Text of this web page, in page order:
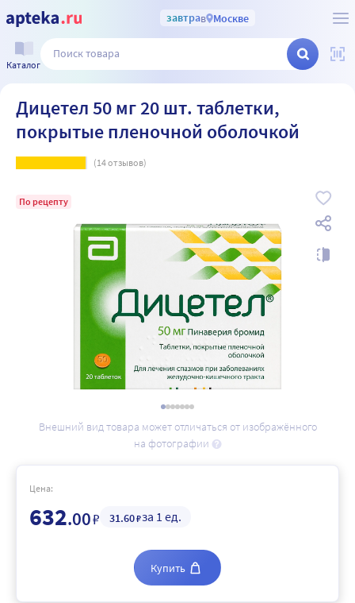
завтрав Москве
Каталог
Дицетел 50 мг 20 шт. таблетки,
покрытые пленочной оболочкой
(14отзывов)
По рецепту
Внешний вид товара может отличаться от изображённого
на фотографии
Цена:
632.00₽ 31.60₽за 1 ед.
Купить